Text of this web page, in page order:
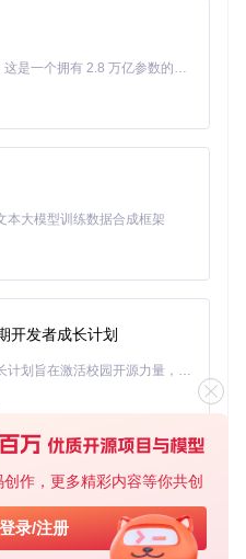
作，更多精彩内容等你共创
录/注册
Kimi K3 是Kimi能力最强的模型：这是一个拥有 2.8 万亿参数的混合专家（MoE）模型，具备原生视觉理解能力，并支持 100 万 token 的上下文窗口。
本大模型训练数据合成框架
开发者成长计划
「源启盛夏」暑期校园开发者成长计划旨在激活校园开源力量，通过积分激励、认证扶持、资源倾斜等形式，引导高校组织和开发者完成「入驻 — 建项目 — 做贡献 — 获认证 — 得资源」的完整闭环。无论你是想带领社团入驻平台的组织者，还是希望用代码贡献证明自己的开发者，都能在这里找到属于你的成长路径。
基于Python的Xiaozhi AI，适用于想要完整Xiaozhi体验而无需拥有专用硬件的用户。